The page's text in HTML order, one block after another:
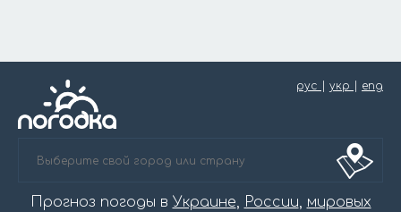
рус укр eng
Прогноз погоды в Украине, России, мировых